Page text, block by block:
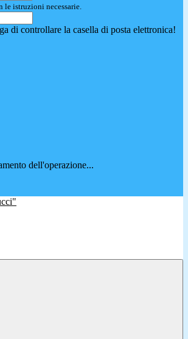
istruzioni necessarie.
di controllare la casella di posta elettronica!
dell'operazione...